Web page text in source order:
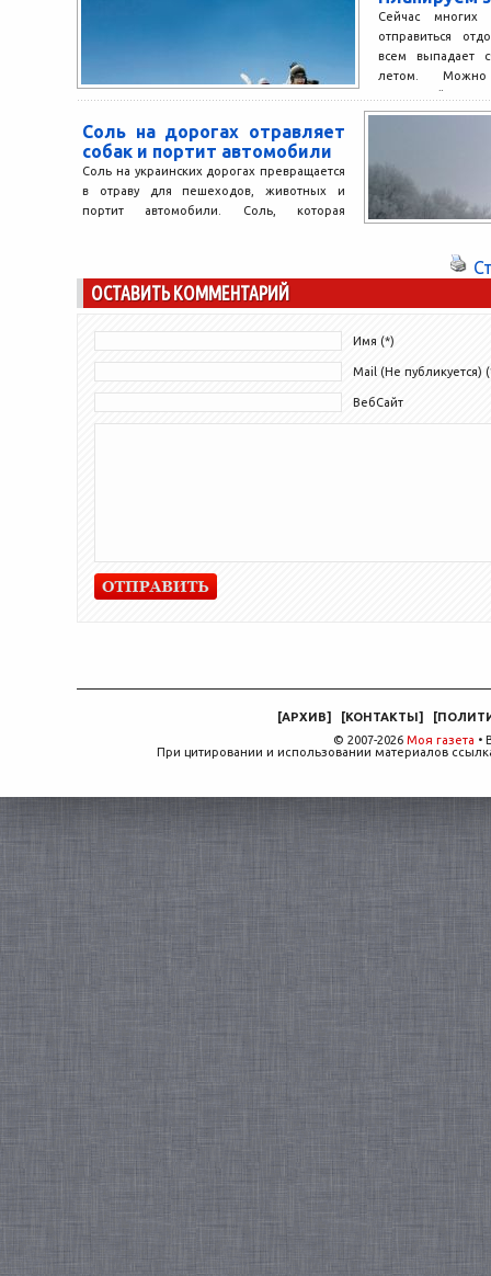
Сейчас многих
отправиться
всем выпадает
летом. Можно
родителей...
Соль на дорогах отравляет
собак и портит автомобили
Соль на украинских дорогах превращается
в отраву для пешеходов, животных и
портит автомобили. Соль, которая
ОСТАВИТЬ КОММЕНТАРИЙ
Имя (*)
Mail (Не публикуется)
ВебСайт
[АРХИВ] [КОНТАКТЫ] [
© 2007-2026 Моя газета •
При цитировании и использовании материалов